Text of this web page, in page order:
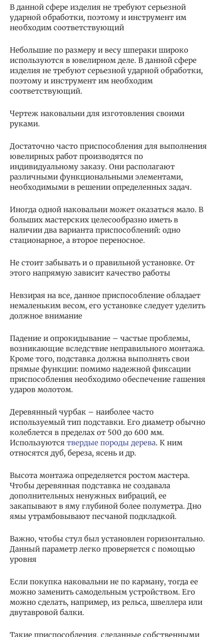
В данной сфере изделия не требуют серьезной
ударной обработки, поэтому и инструмент им
необходим соответствующий
Небольшие по размеру и весу шпераки широко
используются в ювелирном деле. В данной сфере
изделия не требуют серьезной ударной обработки,
поэтому и инструмент им необходим
соответствующий.
Чертеж наковальни для изготовления своими
руками.
Достаточно часто приспособления для выполнения
ювелирных работ производятся по
индивидуальному заказу. Они располагают
различными функциональными элементами,
необходимыми в решении определенных задач.
Иногда одной наковальни может оказаться мало. В
больших мастерских целесообразно иметь в
наличии два варианта приспособлений: одно
стационарное, а второе переносное.
Не стоит забывать и о правильной установке. От
этого напрямую зависит качество работы
Невзирая на все, данное приспособление обладает
немаленьким весом, его установке следует уделить
должное внимание
Падение и опрокидывание – частые проблемы,
возникающие вследствие неправильного монтажа.
Кроме того, подставка должна выполнять свои
прямые функции: помимо надежной фиксации
приспособления необходимо обеспечение гашения
ударов молотом.
Деревянный чурбак – наиболее часто
используемый тип подставки. Его диаметр обычно
колеблется в пределах от 500 до 600 мм.
Используются твердые породы дерева. К ним
относятся дуб, береза, ясень и др.
Высота монтажа определяется ростом мастера.
Чтобы деревянная подставка не создавала
дополнительных ненужных вибраций, ее
закапывают в яму глубиной более полуметра. Дно
ямы утрамбовывают песчаной подкладкой.
Важно, чтобы стул был установлен горизонтально.
Данный параметр легко проверяется с помощью
уровня
Если покупка наковальни не по карману, тогда ее
можно заменить самодельным устройством. Его
можно сделать, например, из рельса, швеллера или
двутавровой балки.
Такие приспособления, сделанные собственными